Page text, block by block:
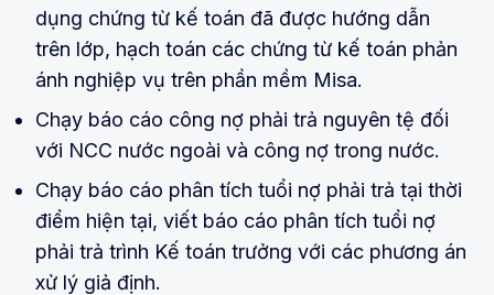
dụng chứng từ kế toán đã được hướng dẫn
trên lớp, hạch toán các chứng từ kế toán phản
ánh nghiệp vụ trên phần mềm Misa.
Chạy báo cáo công nợ phải trả nguyên tệ đối
với NCC nước ngoài và công nợ trong nước.
Chạy báo cáo phân tích tuổi nợ phải trả tại thời
điểm hiện tại, viết báo cáo phân tích tuổi nợ
phải trả trình Kế toán trưởng với các phương án
xử lý giả định.